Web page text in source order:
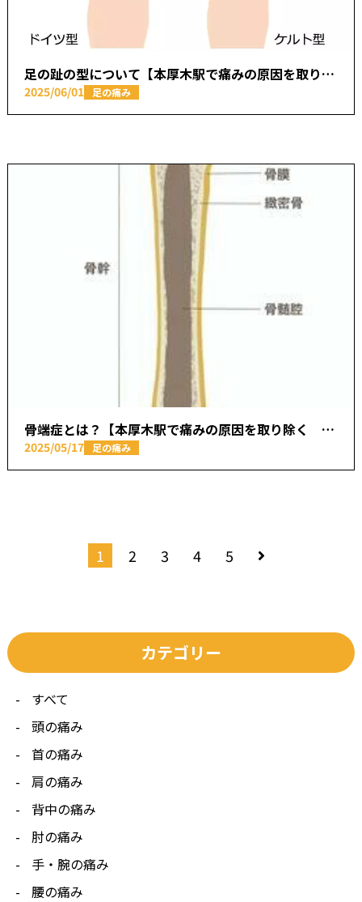
足の趾の型について【本厚木駅で痛みの原因を取り除く あかつき整骨院】
2025/06/01 足の痛み
骨端症とは？【本厚木駅で痛みの原因を取り除く あかつき整骨院】
2025/05/17 足の痛み
1 2 3 4 5
カテゴリー
すべて
頭の痛み
首の痛み
肩の痛み
背中の痛み
肘の痛み
手・腕の痛み
腰の痛み